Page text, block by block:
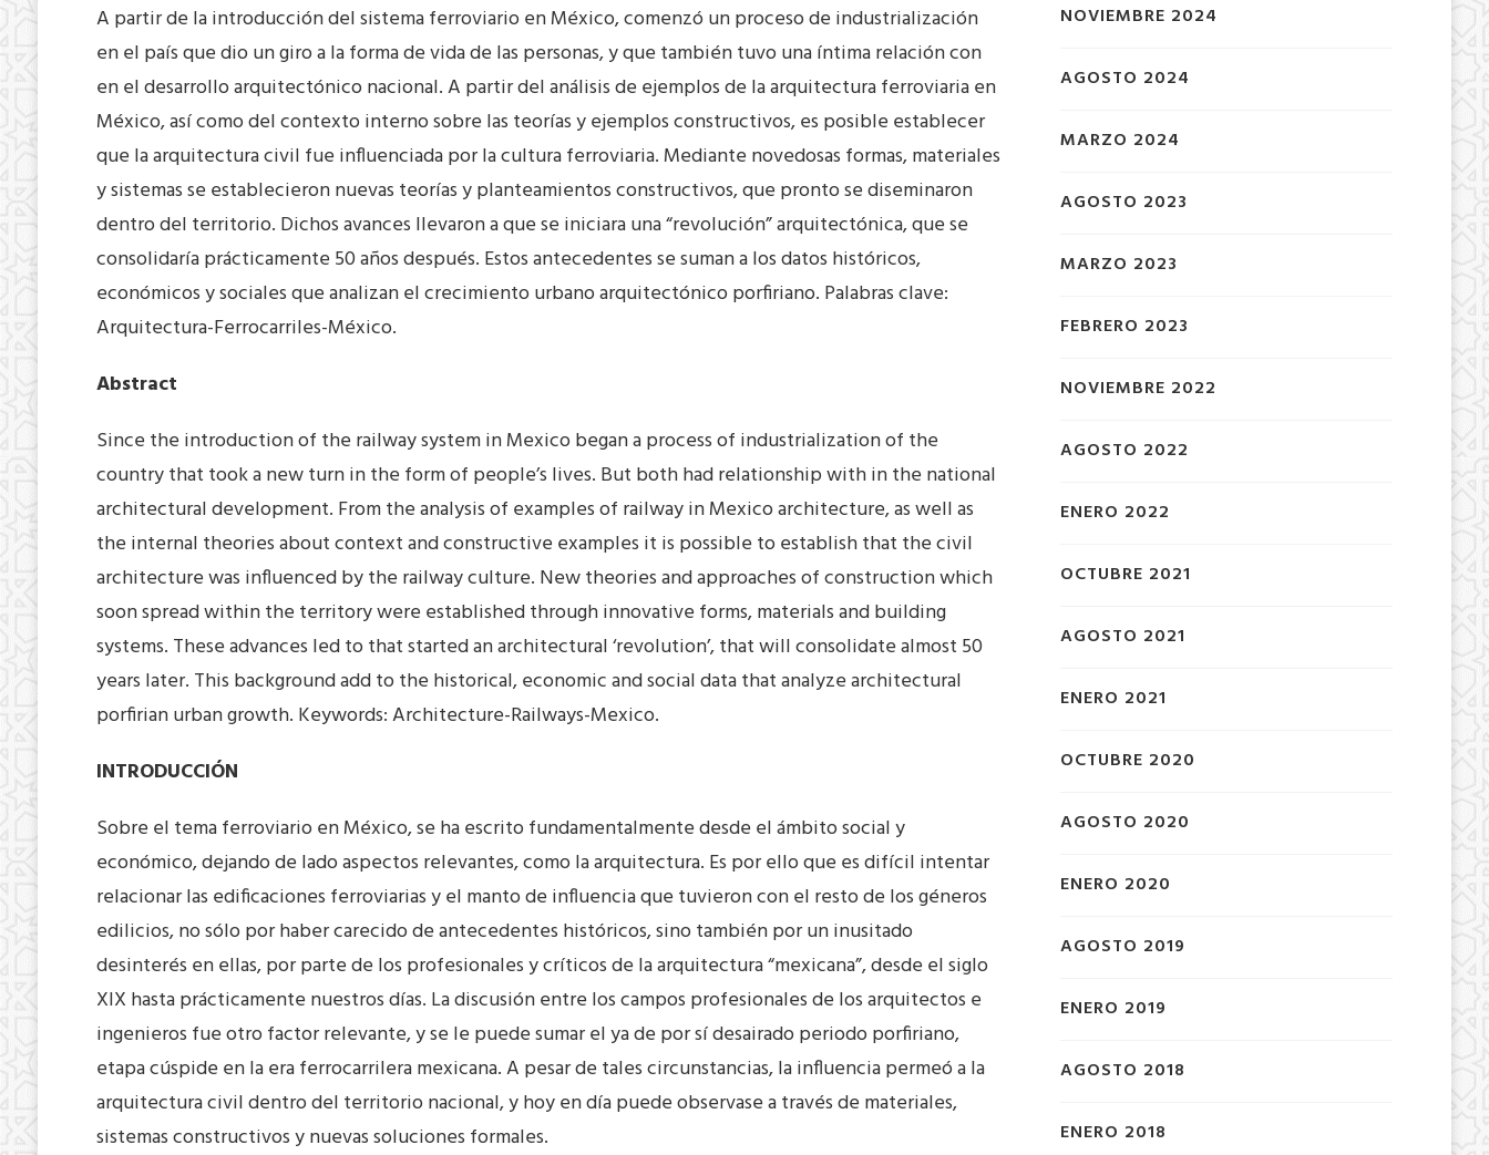
A partir de la introducción del sistema ferroviario en México, comenzó un proceso de industrialización
en el país que dio un giro a la forma de vida de las personas, y que también tuvo una íntima relación con
en el desarrollo arquitectónico nacional. A partir del análisis de ejemplos de la arquitectura ferroviaria en
México, así como del contexto interno sobre las teorías y ejemplos constructivos, es posible establecer
que la arquitectura civil fue influenciada por la cultura ferroviaria. Mediante novedosas formas, materiales
y sistemas se establecieron nuevas teorías y planteamientos constructivos, que pronto se diseminaron
dentro del territorio. Dichos avances llevaron a que se iniciara una “revolución” arquitectónica, que se
consolidaría prácticamente 50 años después. Estos antecedentes se suman a los datos históricos,
económicos y sociales que analizan el crecimiento urbano arquitectónico porfiriano. Palabras clave:
Arquitectura-Ferrocarriles-México.
Abstract
Since the introduction of the railway system in Mexico began a process of industrialization of the
country that took a new turn in the form of people’s lives. But both had relationship with in the national
architectural development. From the analysis of examples of railway in Mexico architecture, as well as
the internal theories about context and constructive examples it is possible to establish that the civil
architecture was influenced by the railway culture. New theories and approaches of construction which
soon spread within the territory were established through innovative forms, materials and building
systems. These advances led to that started an architectural ‘revolution’, that will consolidate almost 50
years later. This background add to the historical, economic and social data that analyze architectural
porfirian urban growth. Keywords: Architecture-Railways-Mexico.
INTRODUCCIÓN
Sobre el tema ferroviario en México, se ha escrito fundamentalmente desde el ámbito social y
económico, dejando de lado aspectos relevantes, como la arquitectura. Es por ello que es difícil intentar
relacionar las edificaciones ferroviarias y el manto de influencia que tuvieron con el resto de los géneros
edilicios, no sólo por haber carecido de antecedentes históricos, sino también por un inusitado
desinterés en ellas, por parte de los profesionales y críticos de la arquitectura “mexicana”, desde el siglo
XIX hasta prácticamente nuestros días. La discusión entre los campos profesionales de los arquitectos e
ingenieros fue otro factor relevante, y se le puede sumar el ya de por sí desairado periodo porfiriano,
etapa cúspide en la era ferrocarrilera mexicana. A pesar de tales circunstancias, la influencia permeó a la
arquitectura civil dentro del territorio nacional, y hoy en día puede observase a través de materiales,
sistemas constructivos y nuevas soluciones formales.
NOVIEMBRE 2024
AGOSTO 2024
MARZO 2024
AGOSTO 2023
MARZO 2023
FEBRERO 2023
NOVIEMBRE 2022
AGOSTO 2022
ENERO 2022
OCTUBRE 2021
AGOSTO 2021
ENERO 2021
OCTUBRE 2020
AGOSTO 2020
ENERO 2020
AGOSTO 2019
ENERO 2019
AGOSTO 2018
ENERO 2018